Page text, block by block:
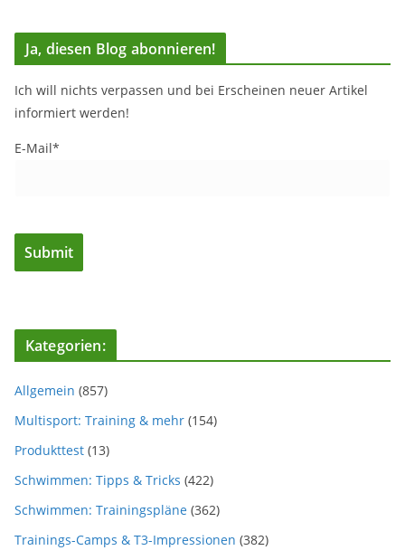
Ja, diesen Blog abonnieren!
Ich will nichts verpassen und bei Erscheinen neuer Artikel
informiert werden!
E-Mail*
Kategorien:
Allgemein (857)
Multisport: Training & mehr (154)
Produkttest (13)
Schwimmen: Tipps & Tricks (422)
Schwimmen: Trainingspläne (362)
Trainings-Camps & T3-Impressionen (382)